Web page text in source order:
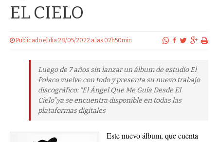
EL CIELO
Publicado el dia 28/05/2022 a las 02h50min
Luego de 7 años sin lanzar un álbum de estudio El
Polaco vuelve con todo y presenta su nuevo trabajo
discográfico: “El Ángel Que Me Guía Desde El
Cielo”.ya se encuentra disponible en todas las
plataformas digitales
Este nuevo álbum, que cuenta